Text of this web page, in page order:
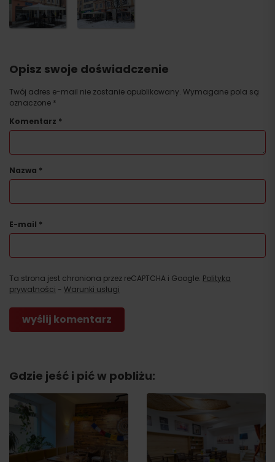
Opisz swoje doświadczenie
Twój adres e-mail nie zostanie opublikowany. Wymagane pola są
oznaczone *
Komentarz *
Nazwa *
E-mail *
Ta strona jest chroniona przez reCAPTCHA i Google. Polityka
prywatności - Warunki usługi
Gdzie jeść i pić w pobliżu: